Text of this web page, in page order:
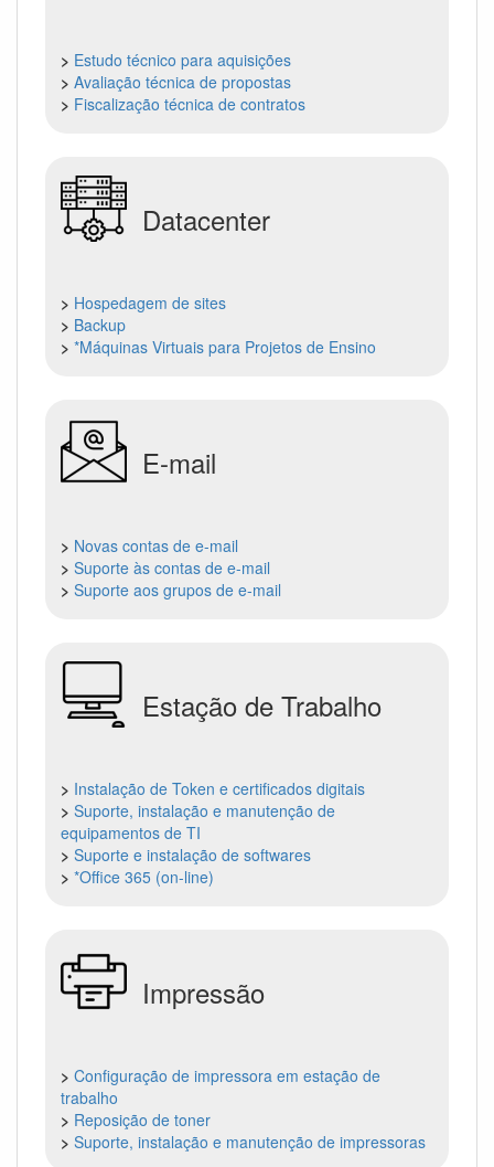
> Estudo técnico para aquisições
> Avaliação técnica de propostas
> Fiscalização técnica de contratos
Datacenter
> Hospedagem de sites
> Backup
> *Máquinas Virtuais para Projetos de Ensino
E-mail
> Novas contas de e-mail
> Suporte às contas de e-mail
> Suporte aos grupos de e-mail
Estação de Trabalho
> Instalação de Token e certificados digitais
> Suporte, instalação e manutenção de
equipamentos de TI
> Suporte e instalação de softwares
> *Office 365 (on-line)
Impressão
> Configuração de impressora em estação de
trabalho
> Reposição de toner
> Suporte, instalação e manutenção de impressoras